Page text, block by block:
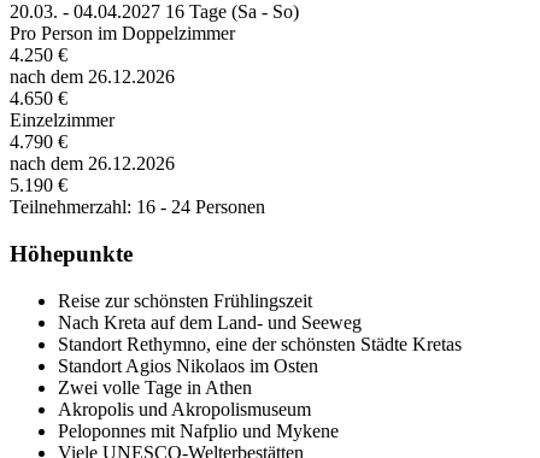
20.03. - 04.04.2027 16 Tage (Sa - So)
Pro Person im Doppelzimmer
4.250 €
nach dem 26.12.2026
4.650 €
Einzelzimmer
4.790 €
nach dem 26.12.2026
5.190 €
Teilnehmerzahl: 16 - 24 Personen
Höhepunkte
Reise zur schönsten Frühlingszeit
Nach Kreta auf dem Land- und Seeweg
Standort Rethymno, eine der schönsten Städte Kretas
Standort Agios Nikolaos im Osten
Zwei volle Tage in Athen
Akropolis und Akropolismuseum
Peloponnes mit Nafplio und Mykene
Viele UNESCO-Welterbestätten